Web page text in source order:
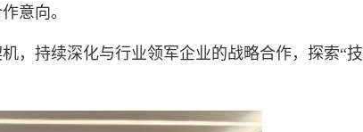
意向。
，持续深化与行业领军企业的战略合作，探索“